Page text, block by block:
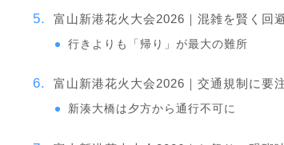
富山新港花火大会2026｜混雑を賢く回
行きよりも「帰り」が最大の難所
富山新港花火大会2026｜交通規制に要
新湊大橋は夕方から通行不可に